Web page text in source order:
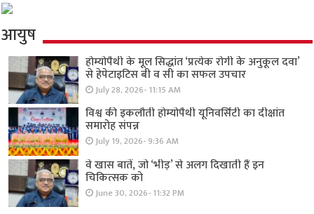
आयुष
होम्योपैथी के मूल सिद्धांत ‘प्रत्येक रोगी केे अनुकूल दवा’
से हेपेटाइटिस बी व सी का सफल उपचार
July 28, 2026- 11:15 AM
विश्व की इकलौती होम्योपैथी यूनिवर्सिटी का दीक्षांत
समारोह संपन्न
July 19, 2026- 9:36 AM
वे खास बातें, जो ‘भीड़’ से अलग दिखाती हैं इन
चिकित्सक को
June 30, 2026- 11:32 PM